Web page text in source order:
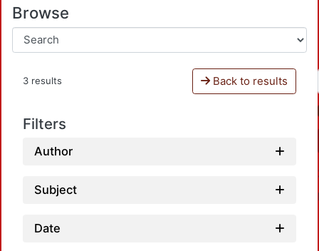
Browse
3 results Back to results
Filters
Author
Subject
Date